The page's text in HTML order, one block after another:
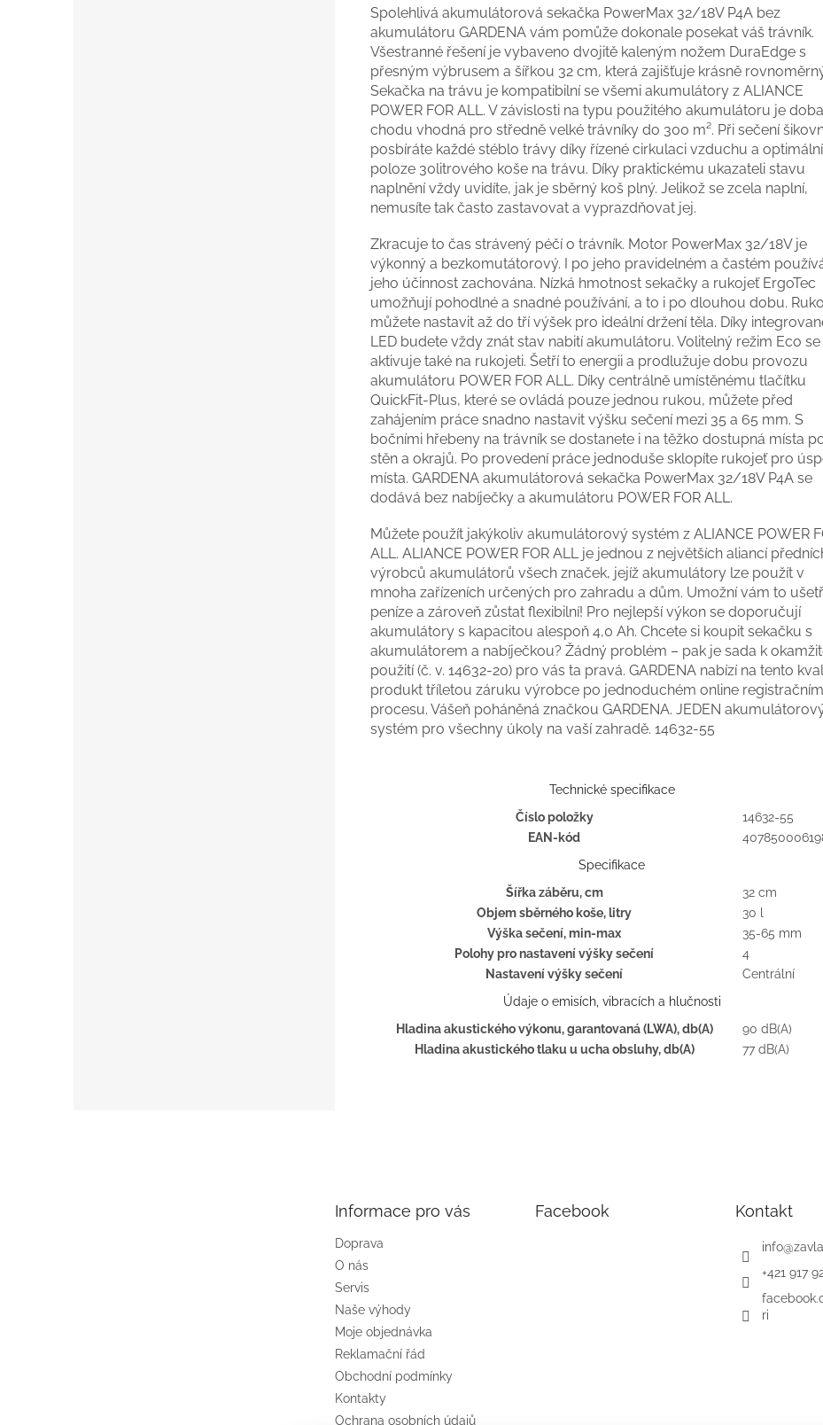
Spolehlivá akumulátorová sekačka PowerMax 32/18V P4A bez
akumulátoru GARDENA vám pomůže dokonale posekat váš trávník.
Všestranné řešení je vybaveno dvojitě kaleným nožem DuraEdge s
přesným výbrusem a šířkou 32 cm, která zajišťuje krásně
Sekačka na trávu je kompatibilní se všemi akumulátory z ALIANCE
POWER FOR ALL. V závislosti na typu použitého akumulátoru je doba
chodu vhodná pro středně velké trávníky do 300 m². Při sečení
posbíráte každé stéblo trávy díky řízené cirkulaci vzduchu a optimální
poloze 30litrového koše na trávu. Díky praktickému ukazateli stavu
naplnění vždy uvidíte, jak je sběrný koš plný. Jelikož se zcela naplní,
nemusíte tak často zastavovat a vyprazdňovat jej.
Zkracuje to čas strávený péčí o trávník. Motor PowerMax 32/18V je
výkonný a bezkomutátorový. I po jeho pravidelném a častém
jeho účinnost zachována. Nízká hmotnost sekačky a rukojeť ErgoTec
umožňují pohodlné a snadné používání, a to i po dlouhou dobu.
můžete nastavit až do tří výšek pro ideální držení těla. Díky
LED budete vždy znát stav nabití akumulátoru. Volitelný režim Eco se
aktivuje také na rukojeti. Šetří to energii a prodlužuje dobu provozu
akumulátoru POWER FOR ALL. Díky centrálně umístěnému tlačítku
QuickFit-Plus, které se ovládá pouze jednou rukou, můžete před
zahájením práce snadno nastavit výšku sečení mezi 35 a 65 mm. S
bočními hřebeny na trávník se dostanete i na těžko dostupná místa
stěn a okrajů. Po provedení práce jednoduše sklopíte rukojeť pro
místa. GARDENA akumulátorová sekačka PowerMax 32/18V P4A se
dodává bez nabíječky a akumulátoru POWER FOR ALL.
Můžete použít jakýkoliv akumulátorový systém z ALIANCE POWER
ALL. ALIANCE POWER FOR ALL je jednou z největších aliancí
výrobců akumulátorů všech značek, jejíž akumulátory lze použít v
mnoha zařízeních určených pro zahradu a dům. Umožní vám to
peníze a zároveň zůstat flexibilní! Pro nejlepší výkon se doporučují
akumulátory s kapacitou alespoň 4,0 Ah. Chcete si koupit sekačku s
akumulátorem a nabíječkou? Žádný problém – pak je sada k
použití (č. v. 14632-20) pro vás ta pravá. GARDENA nabízí na tento
produkt tříletou záruku výrobce po jednoduchém online registračním
procesu. Vášeň poháněná značkou GARDENA. JEDEN
systém pro všechny úkoly na vaší zahradě. 14632-55
Technické specifikace
Číslo položky
14632-55
EAN-kód
Specifikace
Šířka záběru, cm
32 cm
Objem sběrného koše, litry
30 l
Výška sečení, min-max
35-65 mm
Polohy pro nastavení výšky sečení
4
Nastavení výšky sečení
Centrální
Údaje o emisích, vibracích a hlučnosti
Hladina akustického výkonu, garantovaná (LWA), db(A)
90 dB(A)
Hladina akustického tlaku u ucha obsluhy, db(A)
77 dB(A)
Informace pro vás
Doprava
O nás
Servis
Naše výhody
Moje objednávka
Reklamační řád
Obchodní podmínky
Kontakty
Ochrana osobních údajů
Facebook Kontakt
info@
+421 917
ri